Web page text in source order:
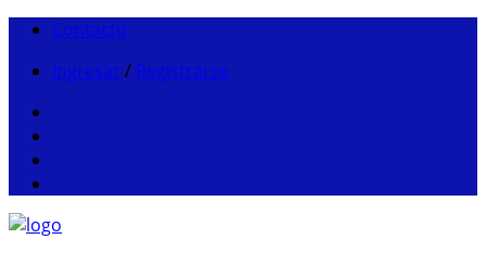
Contacto
Ingresar / Registrarse